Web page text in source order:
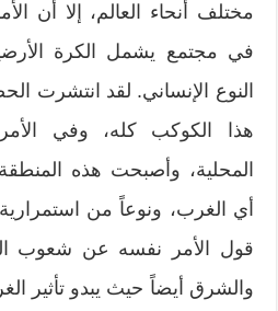
مختلف أنحاء العالم، إلا أن
في مجتمع يشمل الكرة
النوع الإنساني. لقد انتشرت
هذا الكوكب كله، وفي
المحلية، وأصبحت هذه
أي الغرب، ونوعاً من
قول الأمر نفسه عن شعوب
والشرق أيضاً حيث يبدو تأثير